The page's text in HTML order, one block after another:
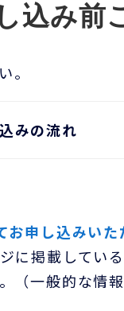
込み前
。
みの流れ
申し込みいた
に掲載してい
（一般的な情